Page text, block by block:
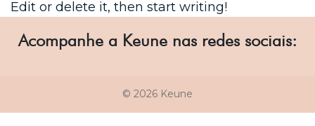
Edit or delete it, then start writing!
Acompanhe a Keune nas redes sociais:
© 2026 Keune